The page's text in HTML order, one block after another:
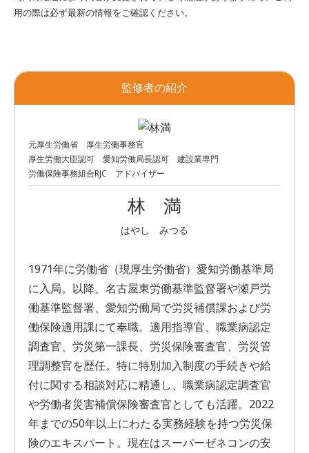
用の際は必ず最新の情報をご確認ください。
監修者の紹介
元厚生労働省 厚生労働事務官
厚生労働大臣認可 愛知労働局長認可 建設業専門
労働保険事務組合RJC アドバイザー
林 満
はやし みつる
1971年に労働省（現厚生労働省）愛知労働基準局
に入局。以降、名古屋東労働基準監督署や瀬戸労
働基準監督署、愛知労働局で労災補償課および労
働保険適用課にて奉職。適用指導官、職業病認定
調査官、労災第一課長、労災保険審査官、労災管
理調整官を歴任。特に特別加入制度の手続きや給
付に関する相談対応に精通し、職業病認定調査官
や労働者災害補償保険審査官としても活躍。2022
年までの50年以上にわたる実務経験を持つ労災保
険のエキスパート。現在はスーパーゼネコンの安